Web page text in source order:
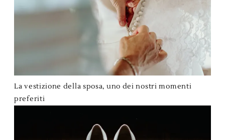
La vestizione della sposa, uno dei nostri momenti
preferiti